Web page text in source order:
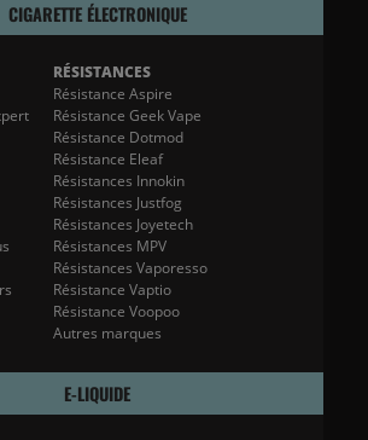
CIGARETTE ÉLECTRONIQUE
RÉSISTANCES
Résistance Aspire
Résistance Geek Vape
Résistance Dotmod
Résistance Eleaf
Résistances Innokin
Résistances Justfog
Résistances Joyetech
Résistances MPV
Résistances Vaporesso
Résistance Vaptio
Résistance Voopoo
Autres marques
E-LIQUIDE